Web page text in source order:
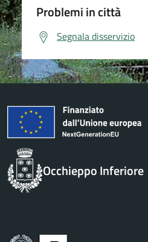
Problemi in città
Segnala disservizio
Occhieppo Inferiore